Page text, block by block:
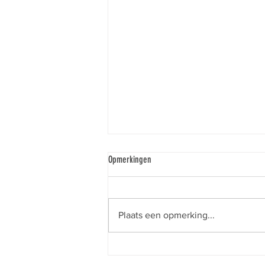
Opmerkingen
Plaats een opmerking...